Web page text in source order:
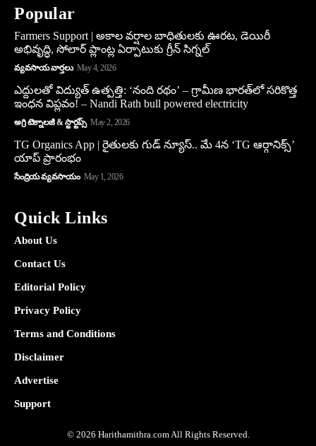
Popular
Farmers Support | అకాల వర్షాల బాధితులకు ఊరట, డెయిరీ
అభివృద్ధి, సోలార్ ప్లాంట్ల ఏర్పాటుకు గ్రీన్‌ సిగ్నల్
వ్యవసాయ వార్తలు May 4, 2026
ఎద్దులతో విద్యుత్ ఉత్పత్తి: ‘నంది రథం’ – గ్రామీణ భారత్‌లో సరికొత్త
ఇంధన విప్లవం! – Nandi Rath bull powered electricity
అగ్రి టెక్నాలజీ & స్టార్టప్స్ May 2, 2026
TG Organics App | రైతులకు గుడ్ న్యూస్.. మే 4న ‘TG ఆర్గానిక్స్’
యాప్ ప్రారంభం
సేంద్రియ వ్యవసాయం May 1, 2026
Quick Links
About Us
Contact Us
Editorial Policy
Privacy Policy
Terms and Conditions
Disclaimer
Advertise
Support
© 2026 Harithamithra.com All Rights Reserved.